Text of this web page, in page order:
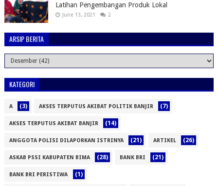
Latihan Pengembangan Produk Lokal
June 13, 2021 2
ARSIP BERITA
KATEGORI
A (3) AKSES TERPUTUS AKIBAT POLITIK BANJIR (7)
AKSES TERPUTUS AKIBAT BANJIR (14)
ANGGOTA POLISI DILAPORKAN ISTRINYA (21) ARTIKEL (26)
ASKAB PSSI KABUPATEN BIMA (28) BANK BRI (21)
BANK BRI PERISTIWA (1)